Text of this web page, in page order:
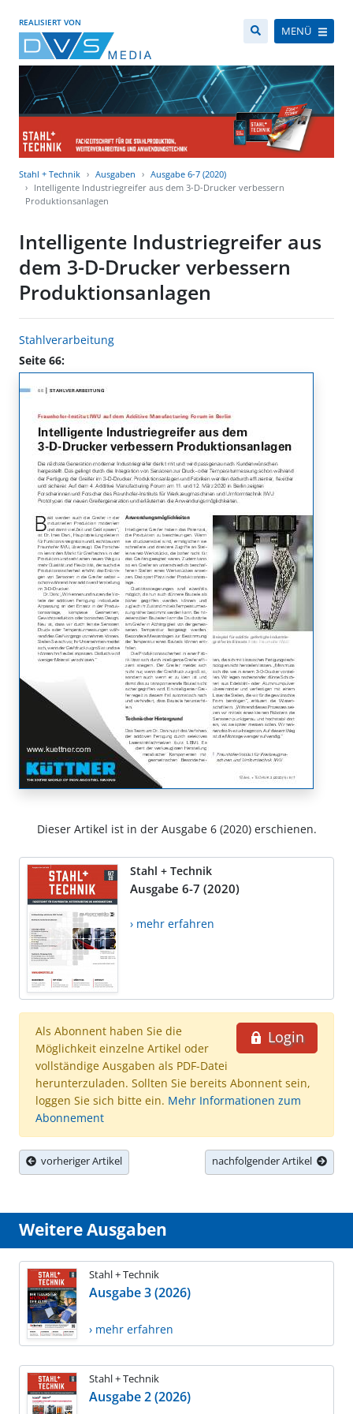
REALISIERT VON
MENÜ
Stahl + Technik Ausgaben
Ausgabe 6-7 (2020)
Intelligente Industriegreifer aus dem 3-D-Drucker verbessern
Produktionsanlagen
Intelligente Industriegreifer aus
dem 3-D-Drucker verbessern
Produktionsanlagen
Stahlverarbeitung
Seite 66:
Dieser Artikel ist in der Ausgabe 6 (2020) erschienen.
Stahl + Technik
Ausgabe 6-7 (2020)
› mehr erfahren
Login
Als Abonnent haben Sie die
Möglichkeit einzelne Artikel oder
vollständige Ausgaben als PDF-Datei
herunterzuladen. Sollten Sie bereits Abonnent sein,
loggen Sie sich bitte ein. Mehr Informationen zum
Abonnement
vorheriger Artikel nachfolgender Artikel
Weitere Ausgaben
Stahl + Technik
Ausgabe 3 (2026)
› mehr erfahren
Stahl + Technik
Ausgabe 2 (2026)